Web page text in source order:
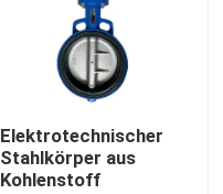
Elektrotechnischer
Stahlkörper aus
Kohlenstoff